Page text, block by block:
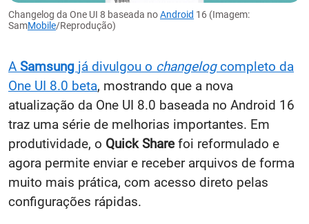
Changelog da One UI 8 baseada noAndroid 16 (Imagem:
SamMobile/Reprodução)
A Samsung já divulgou o changelogcompleto da
One UI 8.0 beta, mostrando que a nova
atualização da One UI 8.0 baseada no Android 16
traz uma série de melhorias importantes. Em
produtividade, o Quick Sharefoi reformulado e
agora permite enviar e receber arquivos de forma
muito mais prática, com acesso direto pelas
configurações rápidas.